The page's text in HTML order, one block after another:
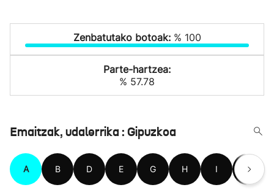
Zenbatutako botoak: % 100
Parte-hartzea:
% 57.78
Emaitzak, udalerrika : Gipuzkoa
A B D E G H I L